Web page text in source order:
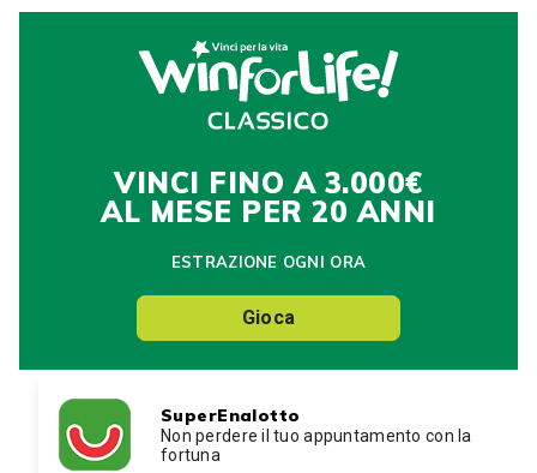
VINCI FINO A 3.000€
AL MESE PER 20 ANNI
ESTRAZIONE OGNI ORA
Gioca
SuperEnalotto
Non perdere il tuo appuntamento con la
fortuna